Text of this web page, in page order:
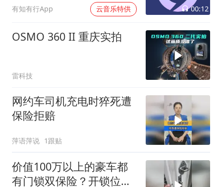
有知有行App 云音乐特供 00:12
OSMO 360 II 重庆实拍
雷科技
网约车司机充电时猝死遭
保险拒赔
萍语萍说 1跟贴
价值100万以上的豪车都
有门锁双保险？开锁位置